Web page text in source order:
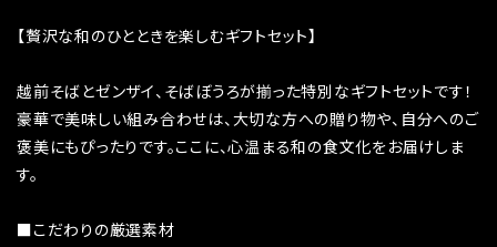
【贅沢な和のひとときを楽しむギフトセット】
越前そばとゼンザイ、そばぼうろが揃った特別なギフトセットです！
豪華で美味しい組み合わせは、大切な方への贈り物や、自分へのご
褒美にもぴったりです。ここに、心温まる和の食文化をお届けしま
す。
■こだわりの厳選素材